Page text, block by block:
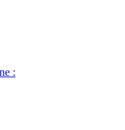
: